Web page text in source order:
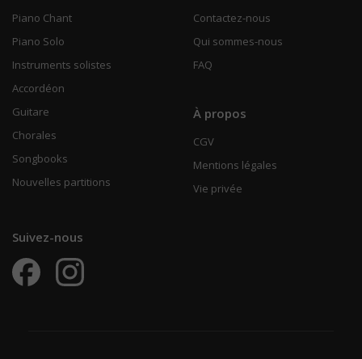
Piano Chant
Piano Solo
Instruments solistes
Accordéon
Guitare
Chorales
Songbooks
Nouvelles partitions
Contactez-nous
Qui sommes-nous
FAQ
À propos
CGV
Mentions légales
Vie privée
Suivez-nous